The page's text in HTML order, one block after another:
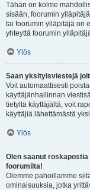
Tähän on kolme
sisään, foorumin
tai foorumin ylläpitäjä on
yhteyttä foorumin
Ylös
Saan yksityisviestejä
Voit automaattisesti
käyttäjänhallinnan
tietyltä käyttäjältä, voit
käyttäjiä lähettämästä
Ylös
Olen saanut
foorumilta!
Olemme pahoillamme
ominaisuuksia, jotka